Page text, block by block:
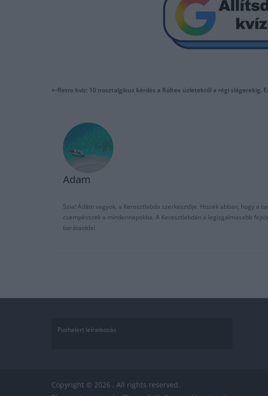
Retro kvíz: 10 nosztalgikus kérdés a Röltex üzletektől a régi slágerekig.
Adam
Szia! Ádám vagyok, a Keresztlabda szerkesztője. Hiszek abban, hogy
csempésszek a mindennapokba. A Keresztlabdán a legizgalmasabb
barátaiddal.
Pushalert leíratkozás
Copyright © 2026 . All rights reserved.